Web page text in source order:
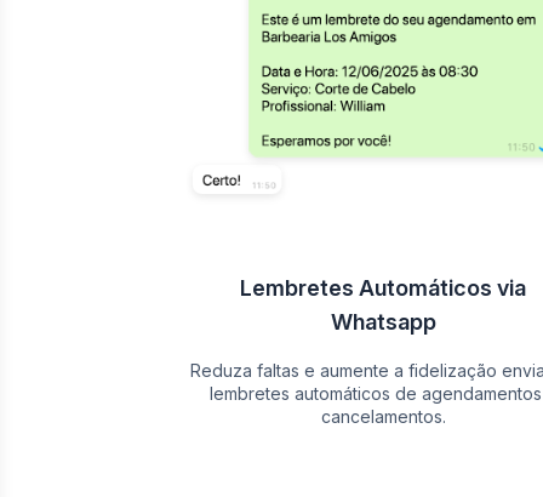
Lembretes Automáticos via
Whatsapp
Reduza faltas e aumente a fidelização
lembretes automáticos de
cancelamentos.